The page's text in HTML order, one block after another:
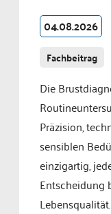
04.08.2026
Fachbeitrag
Die
Präzision,
sensiblen
einzigartig,
Entscheidung
Lebensqualität.